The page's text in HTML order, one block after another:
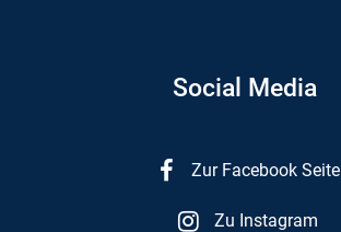
Social Media
Zur Facebook Seite
Zu Instagram